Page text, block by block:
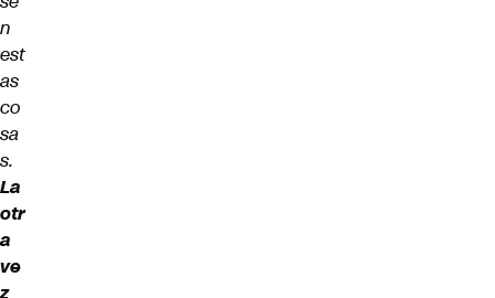
n
est
as
co
sa
s.
La
otr
a
ve
z